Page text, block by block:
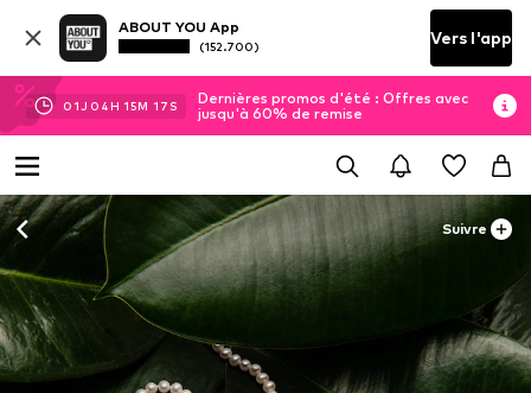
ABOUT YOU App
(152.700) Vers l'app
01J 04H 15M 17 S
Dernières promos d'été : Offres avec
jusqu'à 60% de remise
Suivre